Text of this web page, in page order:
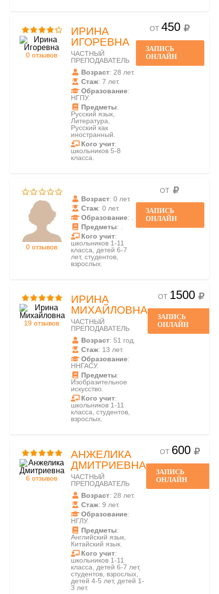
0 отзывов
ИРИНА
ИГОРЕВНА
ЧАСТНЫЙ
ПРЕПОДАВАТЕЛЬ
Возраст: 28 лет.
Стаж: 7 лет.
Образование:
НГПУ.
Предметы:
Русский язык,
Литература,
Русский как
иностранный.
Кого учит:
школьников 5-8
класса.
ОТ 450
ЗАПИСЬ
ОНЛАЙН
0 отзывов
Возраст: 0 лет.
Стаж: 0 лет.
Образование: .
Предметы: .
Кого учит:
школьников 1-11
класса, детей 6-7
лет, студентов,
взрослых.
ОТ
ЗАПИСЬ
ОНЛАЙН
19 отзывов
ИРИНА
МИХАЙЛОВНА
ЧАСТНЫЙ
ПРЕПОДАВАТЕЛЬ
Возраст: 51 год.
Стаж: 13 лет.
Образование:
ННГАСУ.
Предметы:
Изобразительное
искусство.
Кого учит:
школьников 1-11
класса, студентов,
взрослых.
ОТ 1500
ЗАПИСЬ
ОНЛАЙН
6 отзывов
АНЖЕЛИКА
ДМИТРИЕВНА
ЧАСТНЫЙ
ПРЕПОДАВАТЕЛЬ
Возраст: 28 лет.
Стаж: 9 лет.
Образование:
НГЛУ.
Предметы:
Английский язык,
Китайский язык.
Кого учит:
школьников 1-11
класса, детей 6-7 лет,
студентов, взрослых,
детей 4-5 лет, детей 1-
3 лет.
ОТ 600
ЗАПИСЬ
ОНЛАЙН